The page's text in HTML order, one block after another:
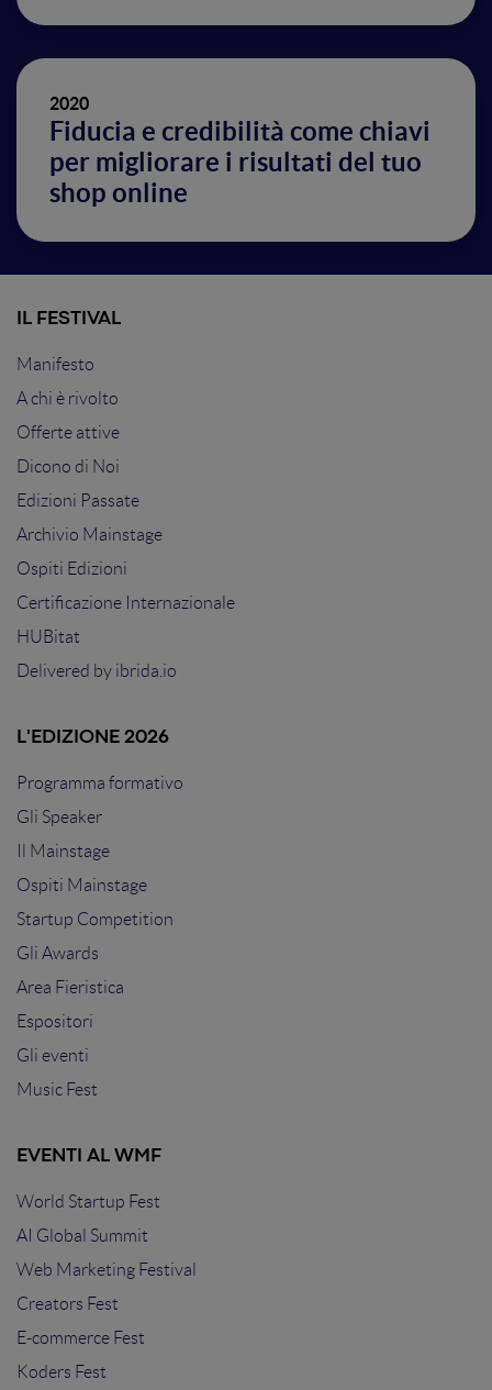
2020
Fiducia e credibilità come chiavi
per migliorare i risultati del tuo
shop online
IL FESTIVAL
Manifesto
A chi è rivolto
Offerte attive
Dicono di Noi
Edizioni Passate
Archivio Mainstage
Ospiti Edizioni
Certificazione Internazionale
HUBitat
Delivered by ibrida.io
L'EDIZIONE 2026
Programma formativo
Gli Speaker
Il Mainstage
Ospiti Mainstage
Startup Competition
Gli Awards
Area Fieristica
Espositori
Gli eventi
Music Fest
EVENTI AL WMF
World Startup Fest
AI Global Summit
Web Marketing Festival
Creators Fest
E-commerce Fest
Koders Fest